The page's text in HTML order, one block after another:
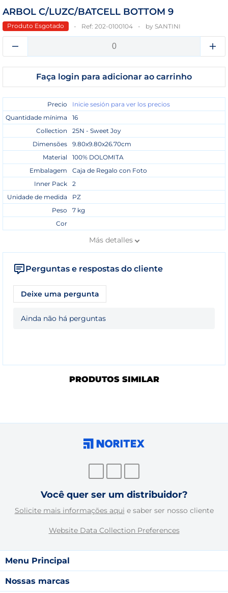
ARBOL C/LUZC/BATCELL BOTTOM 9
Produto Esgotado Ref: 202-0100104 by SANTINI
Faça login para adicionar ao carrinho
Precio
Inicie sesión para ver los precios
Quantidade mínima
16
Collection
25N - Sweet Joy
Dimensões
9.80x9.80x26.70cm
Material
100% DOLOMITA
Embalagem
Caja de Regalo con Foto
Inner Pack
2
Unidade de medida
PZ
Peso
7 kg
Cor
Más detalles
Perguntas e respostas do cliente
Deixe uma pergunta
Ainda não há perguntas
PRODUTOS SIMILAR
Você quer ser um distribuidor?
Solicite mais informações aqui e saber ser nosso cliente
Website Data Collection Preferences
Menu Principal
Nossas marcas